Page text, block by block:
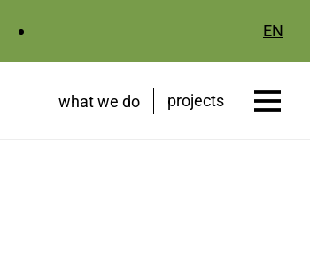
EN
what we do projects